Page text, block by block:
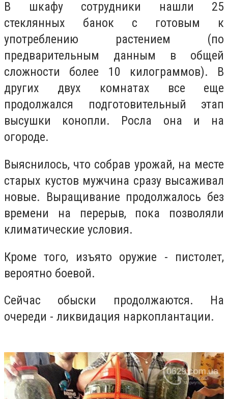
В шкафу сотрудники нашли 25
стеклянных банок с готовым к
употреблению растением (по
предварительным данным в общей
сложности более 10 килограммов). В
других двух комнатах все еще
продолжался подготовительный этап
высушки конопли. Росла она и на
огороде.
Выяснилось, что собрав урожай, на месте
старых кустов мужчина сразу высаживал
новые. Выращивание продолжалось без
времени на перерыв, пока позволяли
климатические условия.
Кроме того, изъято оружие - пистолет,
вероятно боевой.
Сейчас обыски продолжаются. На
очереди - ликвидация наркоплантации.